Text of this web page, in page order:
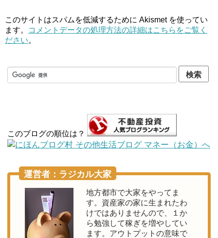
このサイトはスパムを低減するために Akismet を使ってい
ます。
コメントデータの処理方法の詳細はこちらをご覧く
ださい。
このブログの順位は？
運営者：ラジカル大家
地方都市で大家をやってま
す。資産家の家に生まれたわ
けではありませんので、１か
ら勉強して稼ぎを増やしてい
ます。アウトプットの意味で